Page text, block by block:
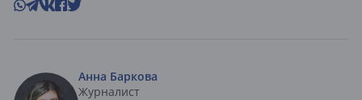
Анна Баркова
Журналист